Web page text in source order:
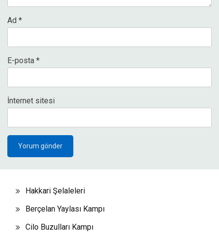
Ad *
E-posta *
İnternet sitesi
Hakkari Şelaleleri
Berçelan Yaylası Kampı
Cilo Buzulları Kampı